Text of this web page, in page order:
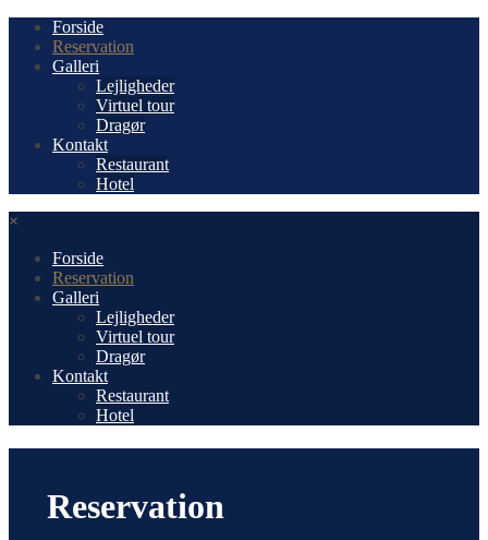
Forside
Reservation
Galleri
Lejligheder
Virtuel tour
Dragør
Kontakt
Restaurant
Hotel
×
Forside
Reservation
Galleri
Lejligheder
Virtuel tour
Dragør
Kontakt
Restaurant
Hotel
Reservation